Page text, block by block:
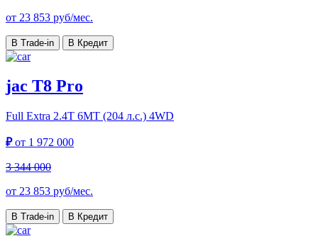
от 23 853 руб/мес.
В Trade-in В Кредит
jac T8 Pro
Full Extra 2.4T 6MT (204 л.с.) 4WD
₽от 1 972 000
3 344 000
от 23 853 руб/мес.
В Trade-in В Кредит